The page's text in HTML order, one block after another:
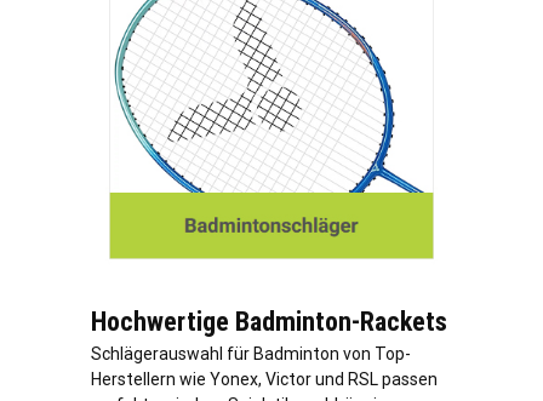
Hochwertige Badminton-Rackets
Schlägerauswahl für Badminton von Top-
Herstellern wie Yonex, Victor und RSL passen